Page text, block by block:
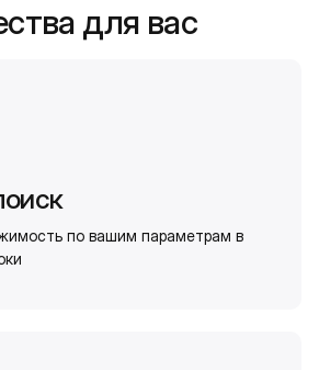
для вас
по вашим параметрам в